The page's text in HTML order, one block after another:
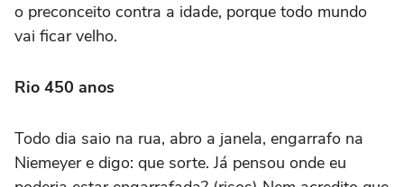
o preconceito contra a idade, porque todo mundo
vai ficar velho.
Rio 450 anos
Todo dia saio na rua, abro a janela, engarrafo na
Niemeyer e digo: que sorte. Já pensou onde eu